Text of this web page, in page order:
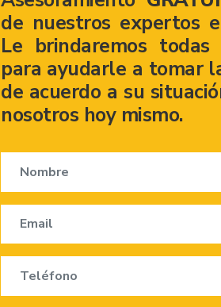
de nuestros expertos
Le brindaremos
para ayudarle a tomar
de acuerdo a su
nosotros hoy mismo.